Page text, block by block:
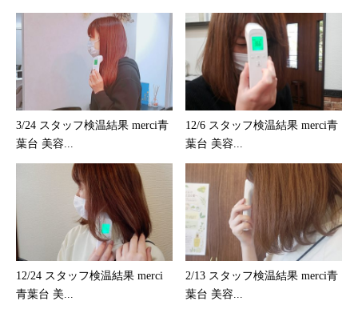
3/24 スタッフ検温結果 merci青
葉台 美容...
12/6 スタッフ検温結果 merci青
葉台 美容...
12/24 スタッフ検温結果 merci
青葉台 美...
2/13 スタッフ検温結果 merci青
葉台 美容...